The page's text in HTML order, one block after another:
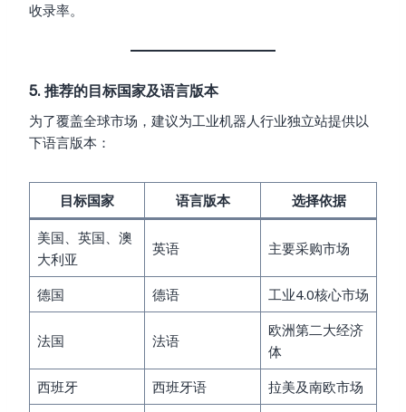
收录率。
5. 推荐的目标国家及语言版本
为了覆盖全球市场，建议为工业机器人行业独立站提供以
下语言版本：
目标国家 语言版本 选择依据
美国、英国、澳
大利亚
英语 主要采购市场
德国 德语 工业4.0核心市场
法国 法语
欧洲第二大经济
体
西班牙
西班牙语
拉美及南欧市场